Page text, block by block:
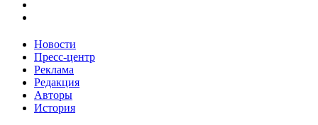
Новости
Пресс-центр
Реклама
Редакция
Авторы
История